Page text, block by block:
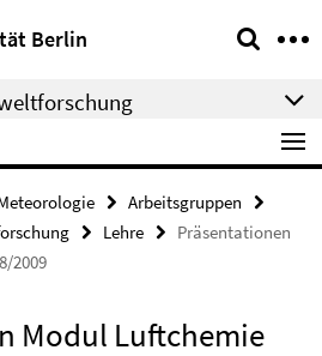
Berlin
Arbeitsgruppen
Lehre
Präsentationen
2009
Modul Luftchemie